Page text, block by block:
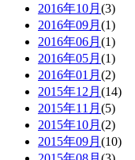
2016年10月 (3)
2016年09月 (1)
2016年06月 (1)
2016年05月 (1)
2016年01月 (2)
2015年12月 (14)
2015年11月 (5)
2015年10月 (2)
2015年09月 (10)